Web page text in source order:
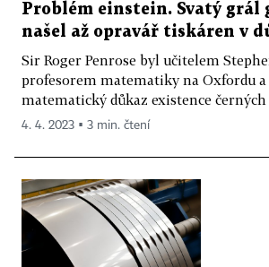
Problém einstein. Svatý grál
našel až opravář tiskáren v
Sir Roger Penrose byl učitelem
profesorem matematiky na Oxfordu a
matematický důkaz existence černých
4. 4. 2023 ▪ 3 min. čtení